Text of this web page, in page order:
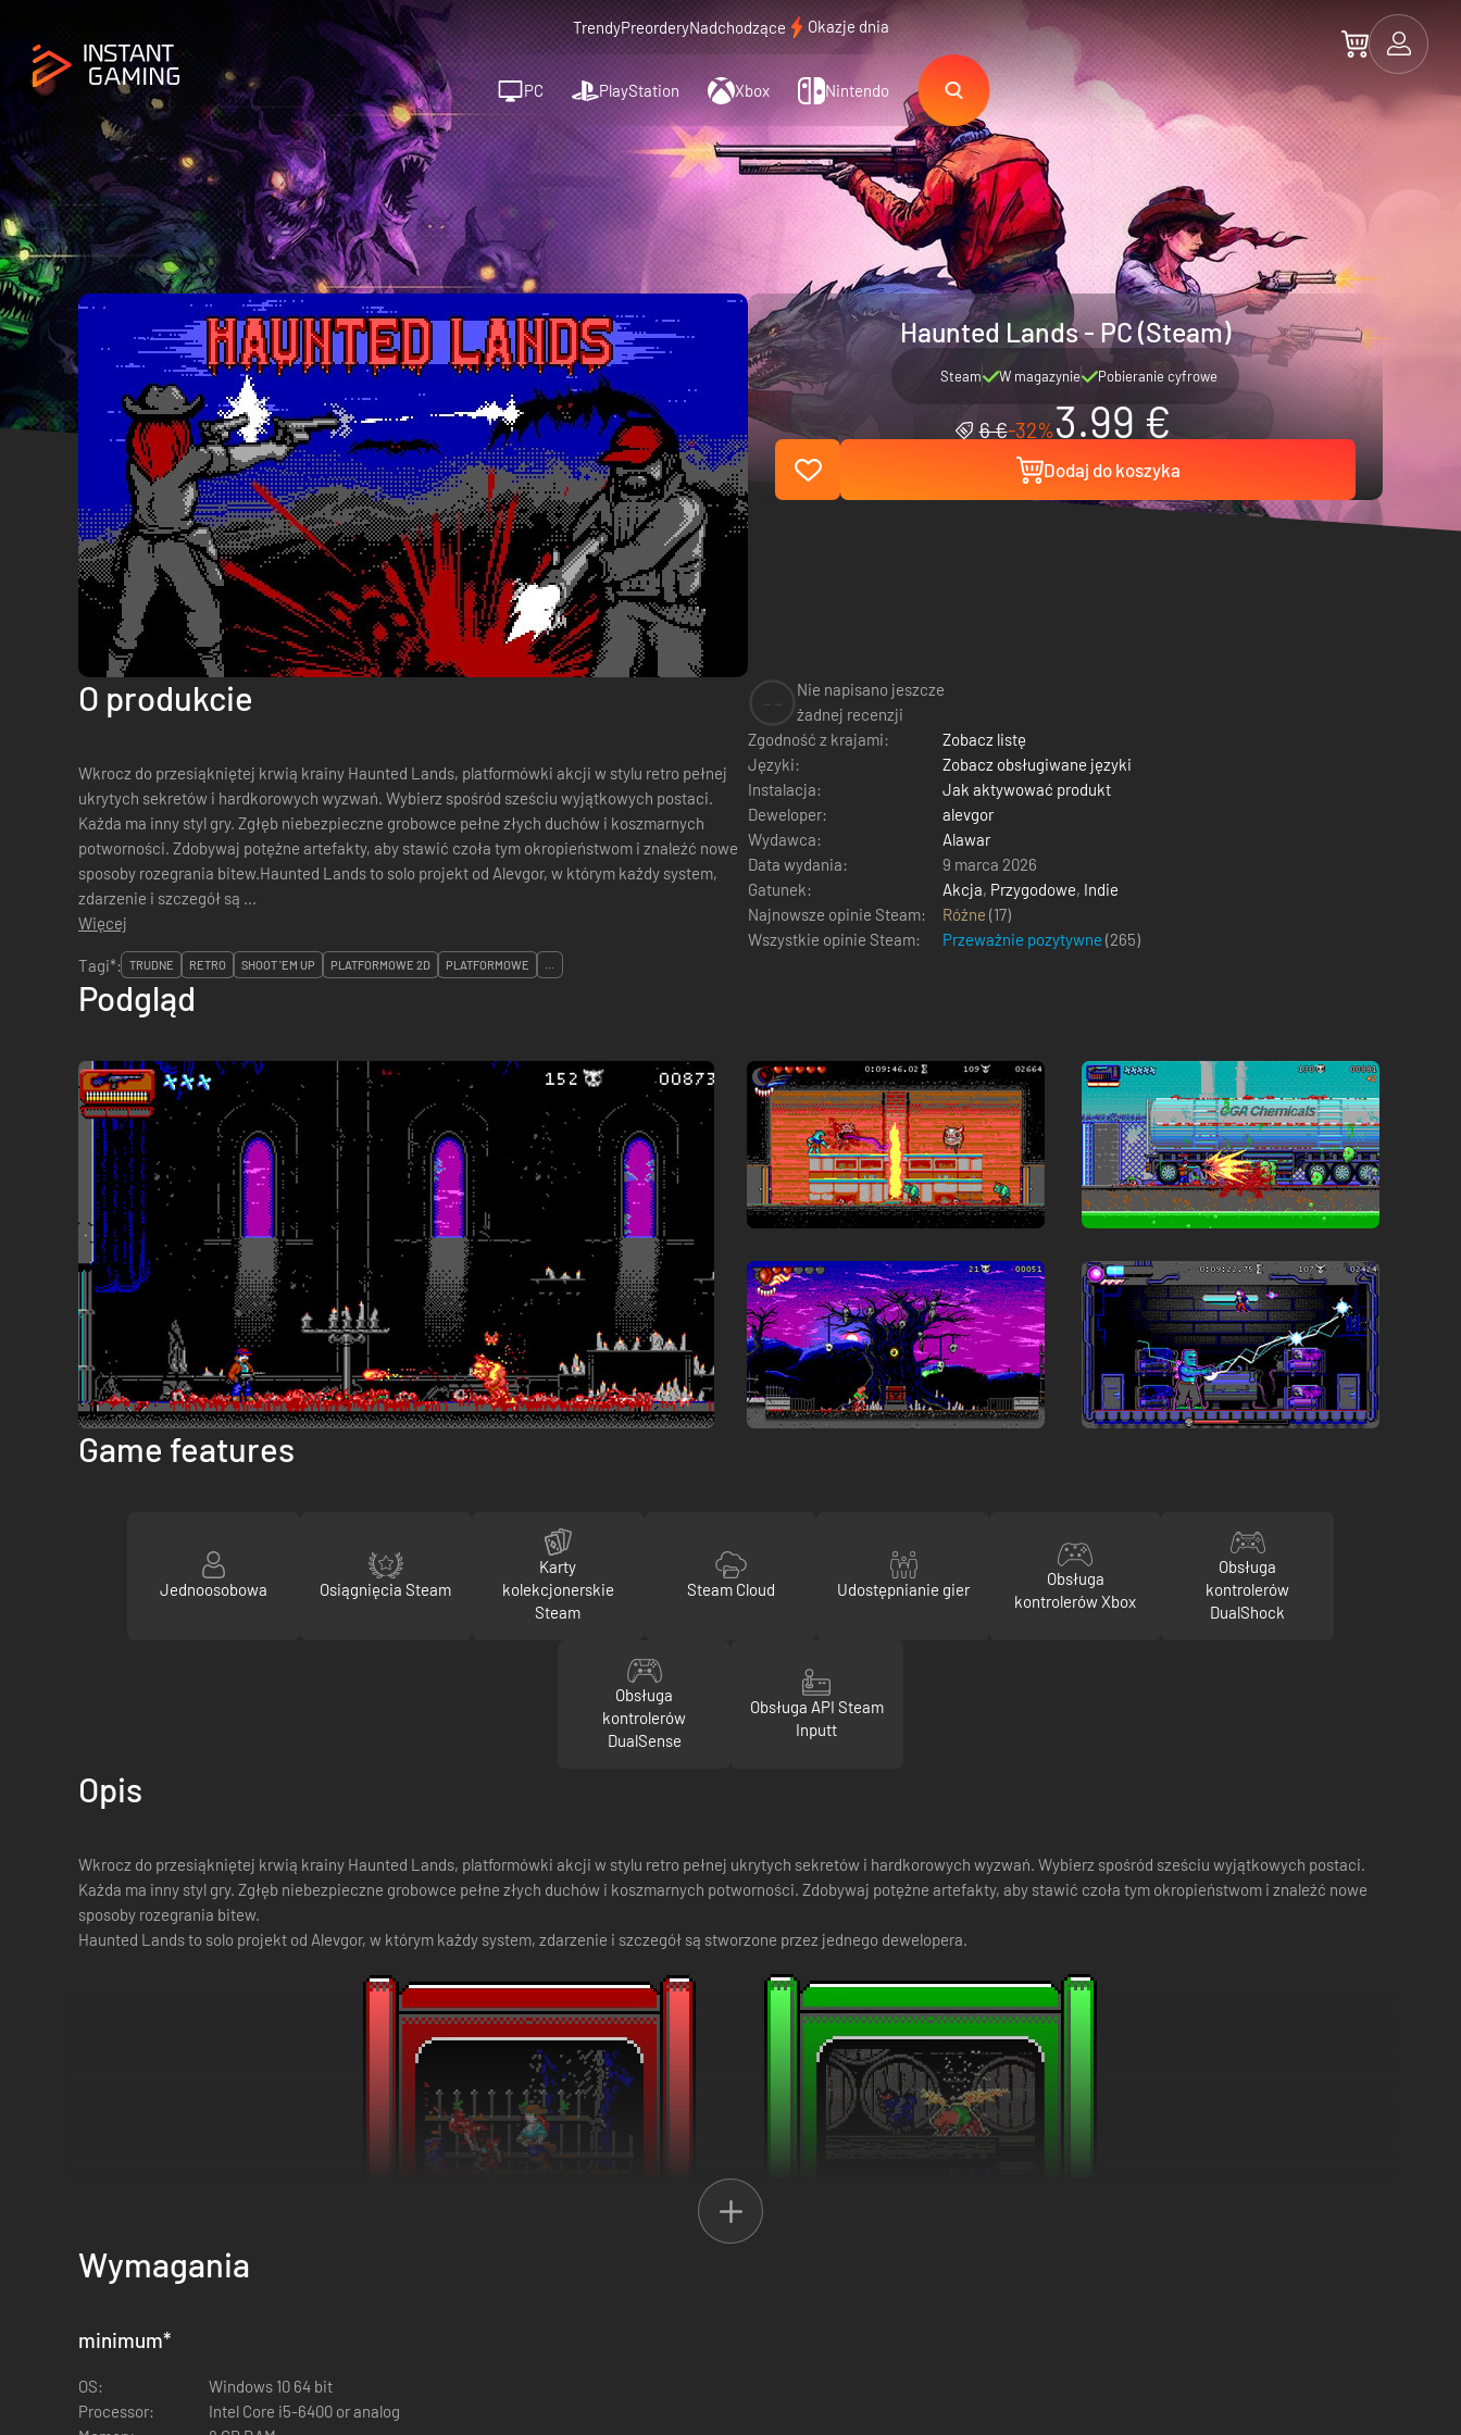
TrendyPreorderyNadchodzące Okazje dnia
PC PlayStation Xbox Nintendo
Haunted Lands - PC (Steam)
Steam W magazynie Pobieranie cyfrowe
6 €-32%3.99 €
Dodaj do koszyka
O produkcie
Wkrocz do przesiąkniętej krwią krainy Haunted Lands, platformówki akcji w stylu retro pełnej
ukrytych sekretów i hardkorowych wyzwań. Wybierz spośród sześciu wyjątkowych postaci.
Każda ma inny styl gry. Zgłęb niebezpieczne grobowce pełne złych duchów i koszmarnych
potworności. Zdobywaj potężne artefakty, aby stawić czoła tym okropieństwom i znaleźć nowe
sposoby rozegrania bitew.Haunted Lands to solo projekt od Alevgor, w którym każdy system,
zdarzenie i szczegół są ...
Więcej
Nie napisano jeszcze
żadnej recenzji
Zgodność z krajami:
Zobacz listę
Języki:
Zobacz obsługiwane języki
Instalacja:
Jak aktywować produkt
Deweloper:
alevgor
Wydawca:
Alawar
Data wydania:
9 marca 2026
Gatunek:
Akcja, Przygodowe, Indie
Najnowsze opinie Steam:
Różne (17)
Wszystkie opinie Steam:
Przeważnie pozytywne (265)
Tagi*:
TRUDNE RETRO SHOOT 'EM UP PLATFORMOWE 2D PLATFORMOWE ...
Podgląd
Game features
Jednoosobowa Osiągnięcia Steam
Karty
kolekcjonerskie
Steam
Steam Cloud Udostępnianie gier
Obsługa
kontrolerów Xbox
Obsługa
kontrolerów
DualShock
Obsługa
kontrolerów
DualSense
Obsługa API Steam
Inputt
Opis
Wkrocz do przesiąkniętej krwią krainy Haunted Lands, platformówki akcji w stylu retro pełnej ukrytych sekretów i hardkorowych wyzwań. Wybierz spośród sześciu wyjątkowych postaci.
Każda ma inny styl gry. Zgłęb niebezpieczne grobowce pełne złych duchów i koszmarnych potworności. Zdobywaj potężne artefakty, aby stawić czoła tym okropieństwom i znaleźć nowe
sposoby rozegrania bitew.
Haunted Lands to solo projekt od Alevgor, w którym każdy system, zdarzenie i szczegół są stworzone przez jednego dewelopera.
Główny cechy
Wymagania
minimum*
OS:
Windows 10 64 bit
Processor:
Intel Core i5-6400 or analog